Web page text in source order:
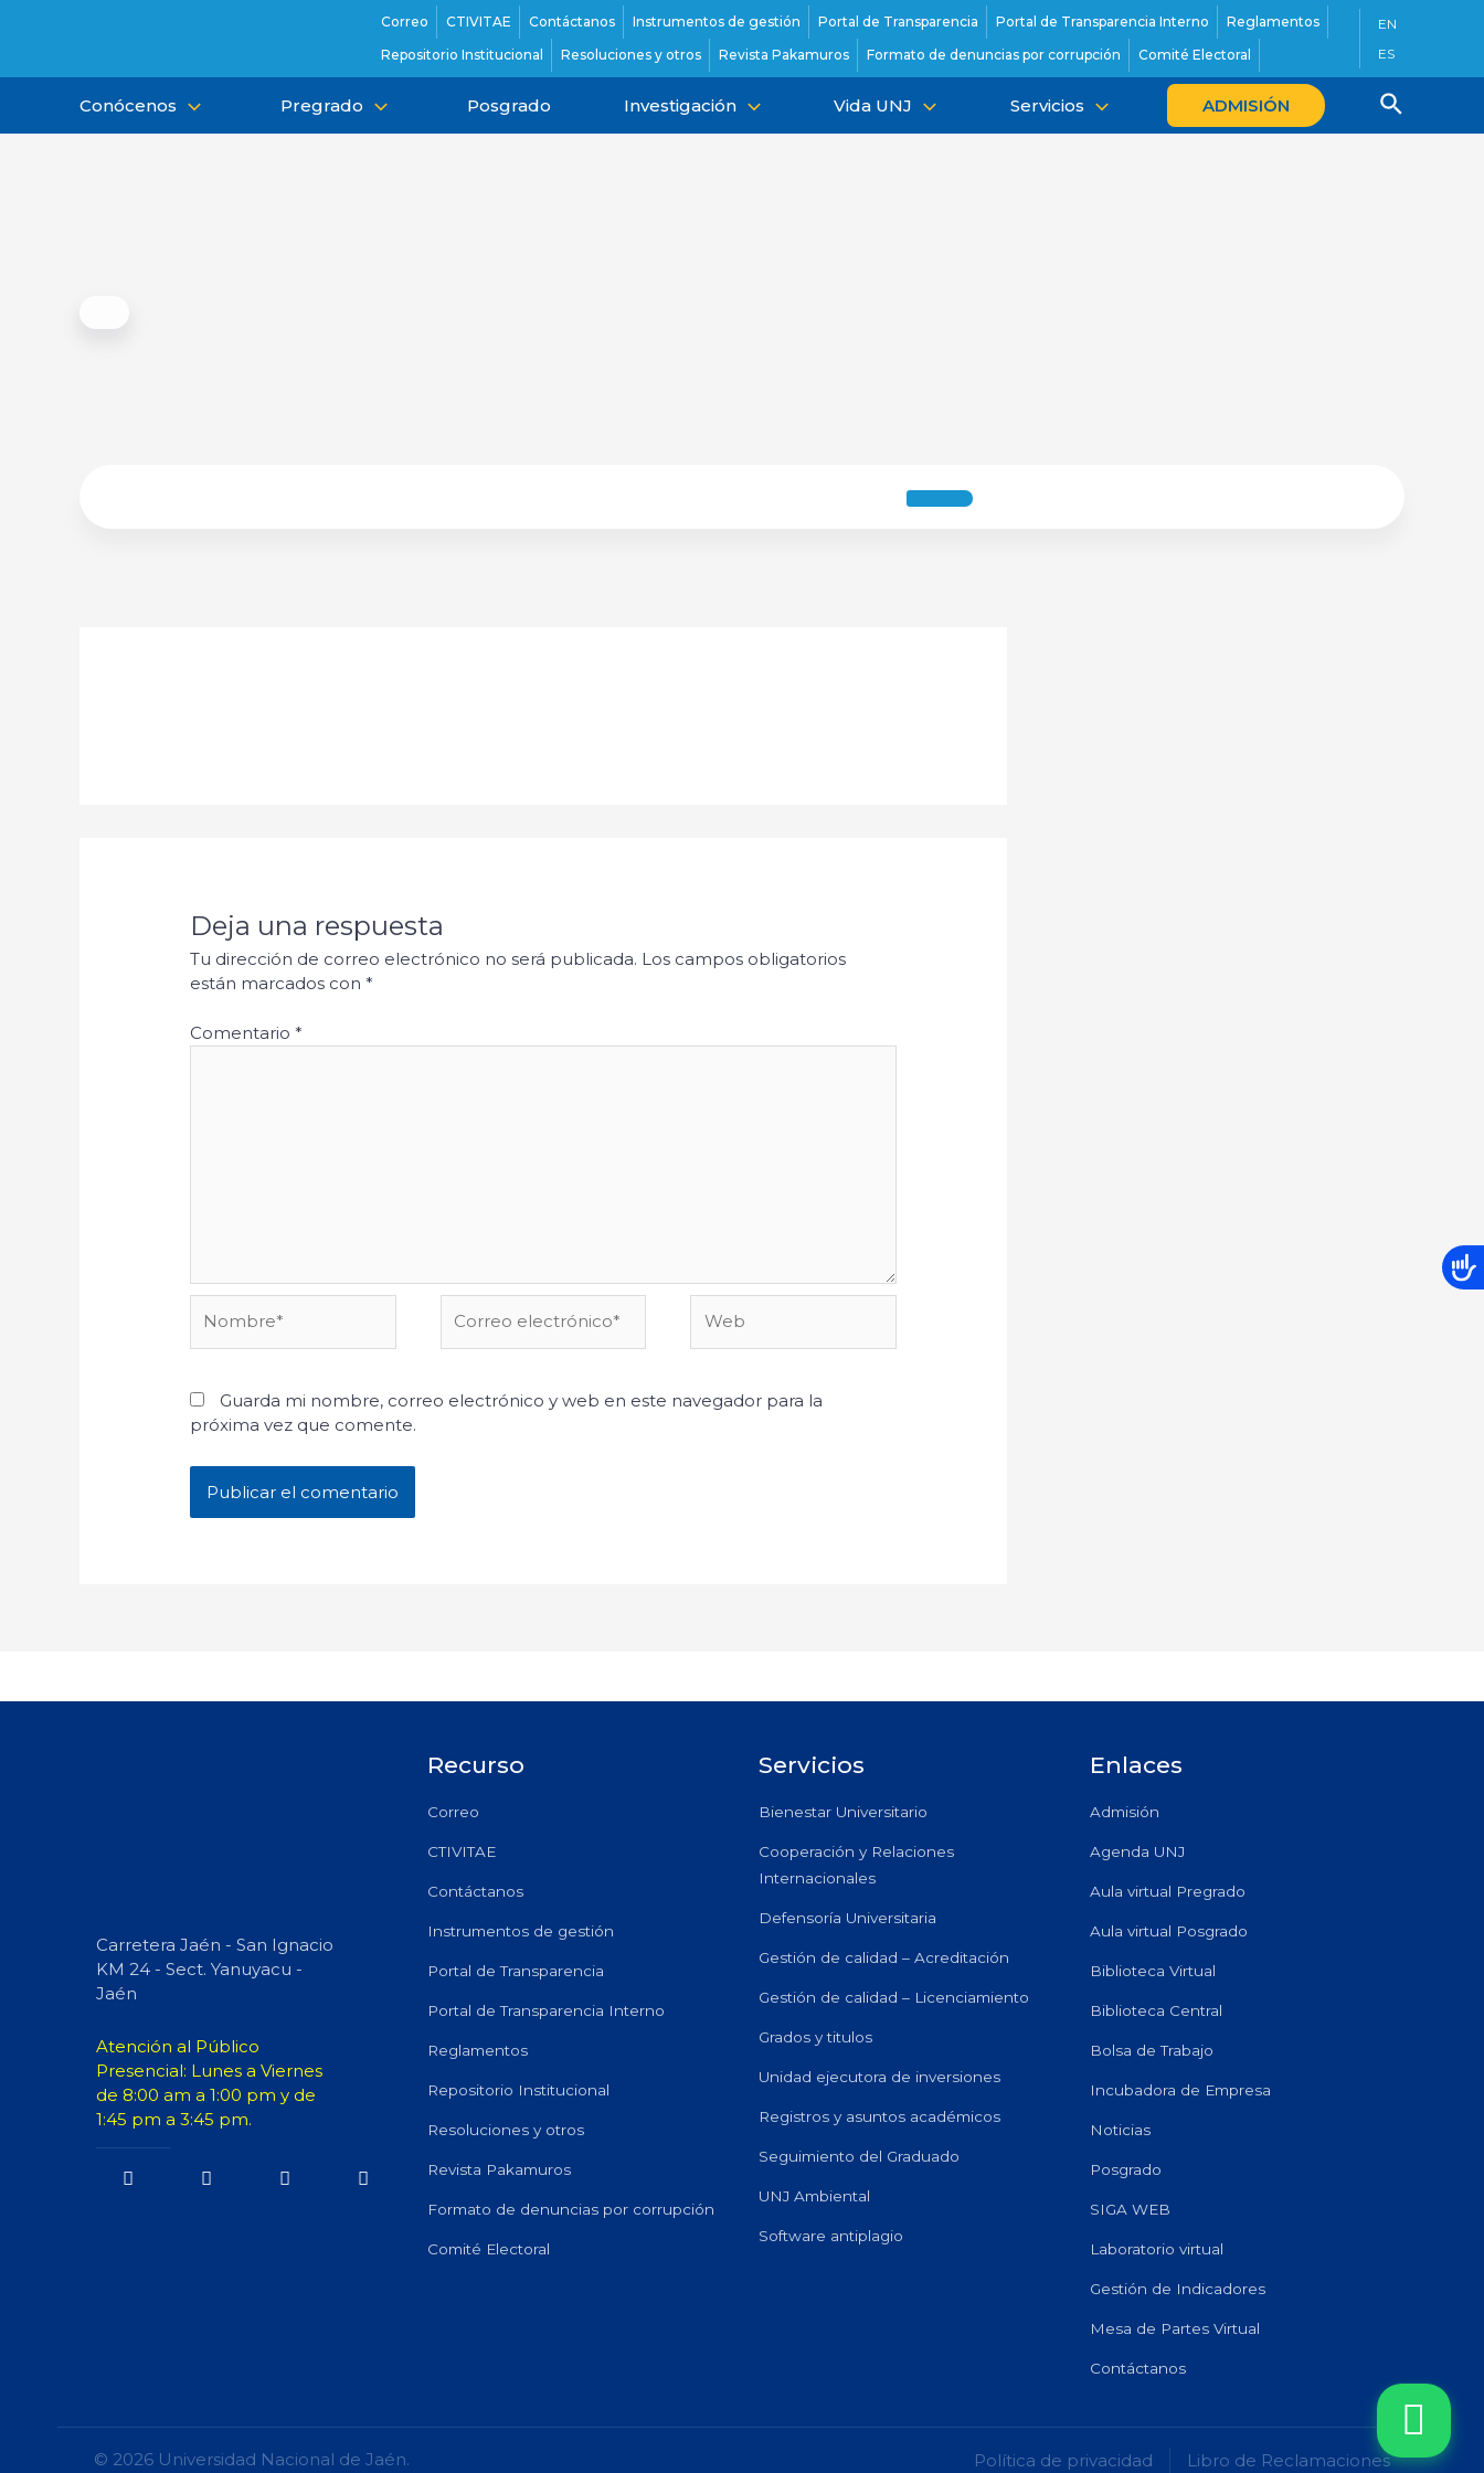
Correo CTIVITAE Contáctanos Instrumentos de gestión Portal de Transparencia Portal de Transparencia Interno
Reglamentos
Repositorio Institucional
Resoluciones y otros Revista Pakamuros Formato de denuncias por corrupción Comité Electoral
EN
ES
Conócenos Pregrado Posgrado Investigación Vida UNJ Servicios ADMISIÓN
Deja una respuesta
Tu dirección de correo electrónico no será publicada. Los campos obligatorios
están marcados con*
Comentario*
electrónico*
Guarda mi nombre, correo electrónico y web en este navegador para la
próxima vez que comente.
Carretera Jaén - San Ignacio
KM 24 - Sect. Yanuyacu -
Jaén
Atención al Público
Presencial: Lunes a Viernes
de 8:00 am a 1:00 pm y de
1:45 pm a 3:45 pm.
Recurso
Correo
CTIVITAE
Contáctanos
Instrumentos de gestión
Portal de Transparencia
Portal de Transparencia Interno
Reglamentos
Repositorio Institucional
Resoluciones y otros
Revista Pakamuros
Formato de denuncias por corrupción
Comité Electoral
Servicios
Bienestar Universitario
Cooperación y Relaciones
Internacionales
Defensoría Universitaria
Gestión de calidad – Acreditación
Gestión de calidad – Licenciamiento
Grados y titulos
Unidad ejecutora de inversiones
Registros y asuntos académicos
Seguimiento del Graduado
UNJ Ambiental
Software antiplagio
Enlaces
Admisión
Agenda UNJ
Aula virtual Pregrado
Aula virtual Posgrado
Biblioteca Virtual
Biblioteca Central
Bolsa de Trabajo
Incubadora de Empresa
Noticias
Posgrado
SIGA WEB
Laboratorio virtual
Gestión de Indicadores
Mesa de Partes Virtual
Contáctanos
© 2026 Universidad Nacional de Jaén. Política de privacidad Libro de Reclamaciones